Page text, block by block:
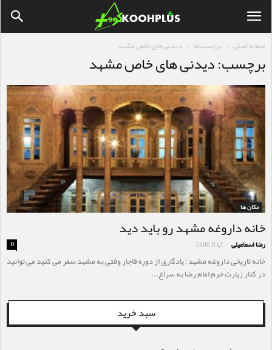
صفحه اصلی برچسب‌ها دیدنی های خاص مشهد
برچسب: دیدنی های خاص مشهد
مکان ها
خانه داروغه مشهد رو باید دید
رضا اسماعیلی - آبا 8, 1400 0
خانه تاریخی داروغه مشهد | یادگاری از دوره قاجار وقتی به مشهد سفر می کنید می توانید
در کنار زیارت حرم امام رضا به سراغ...
سبد خرید